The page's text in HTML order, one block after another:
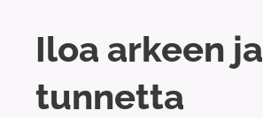
Iloa arkeen ja
tunnetta